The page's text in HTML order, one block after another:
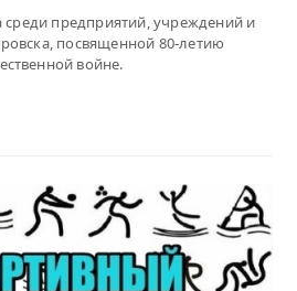
среди предприятий, учреждений и
посвященной 80-летию
войне.